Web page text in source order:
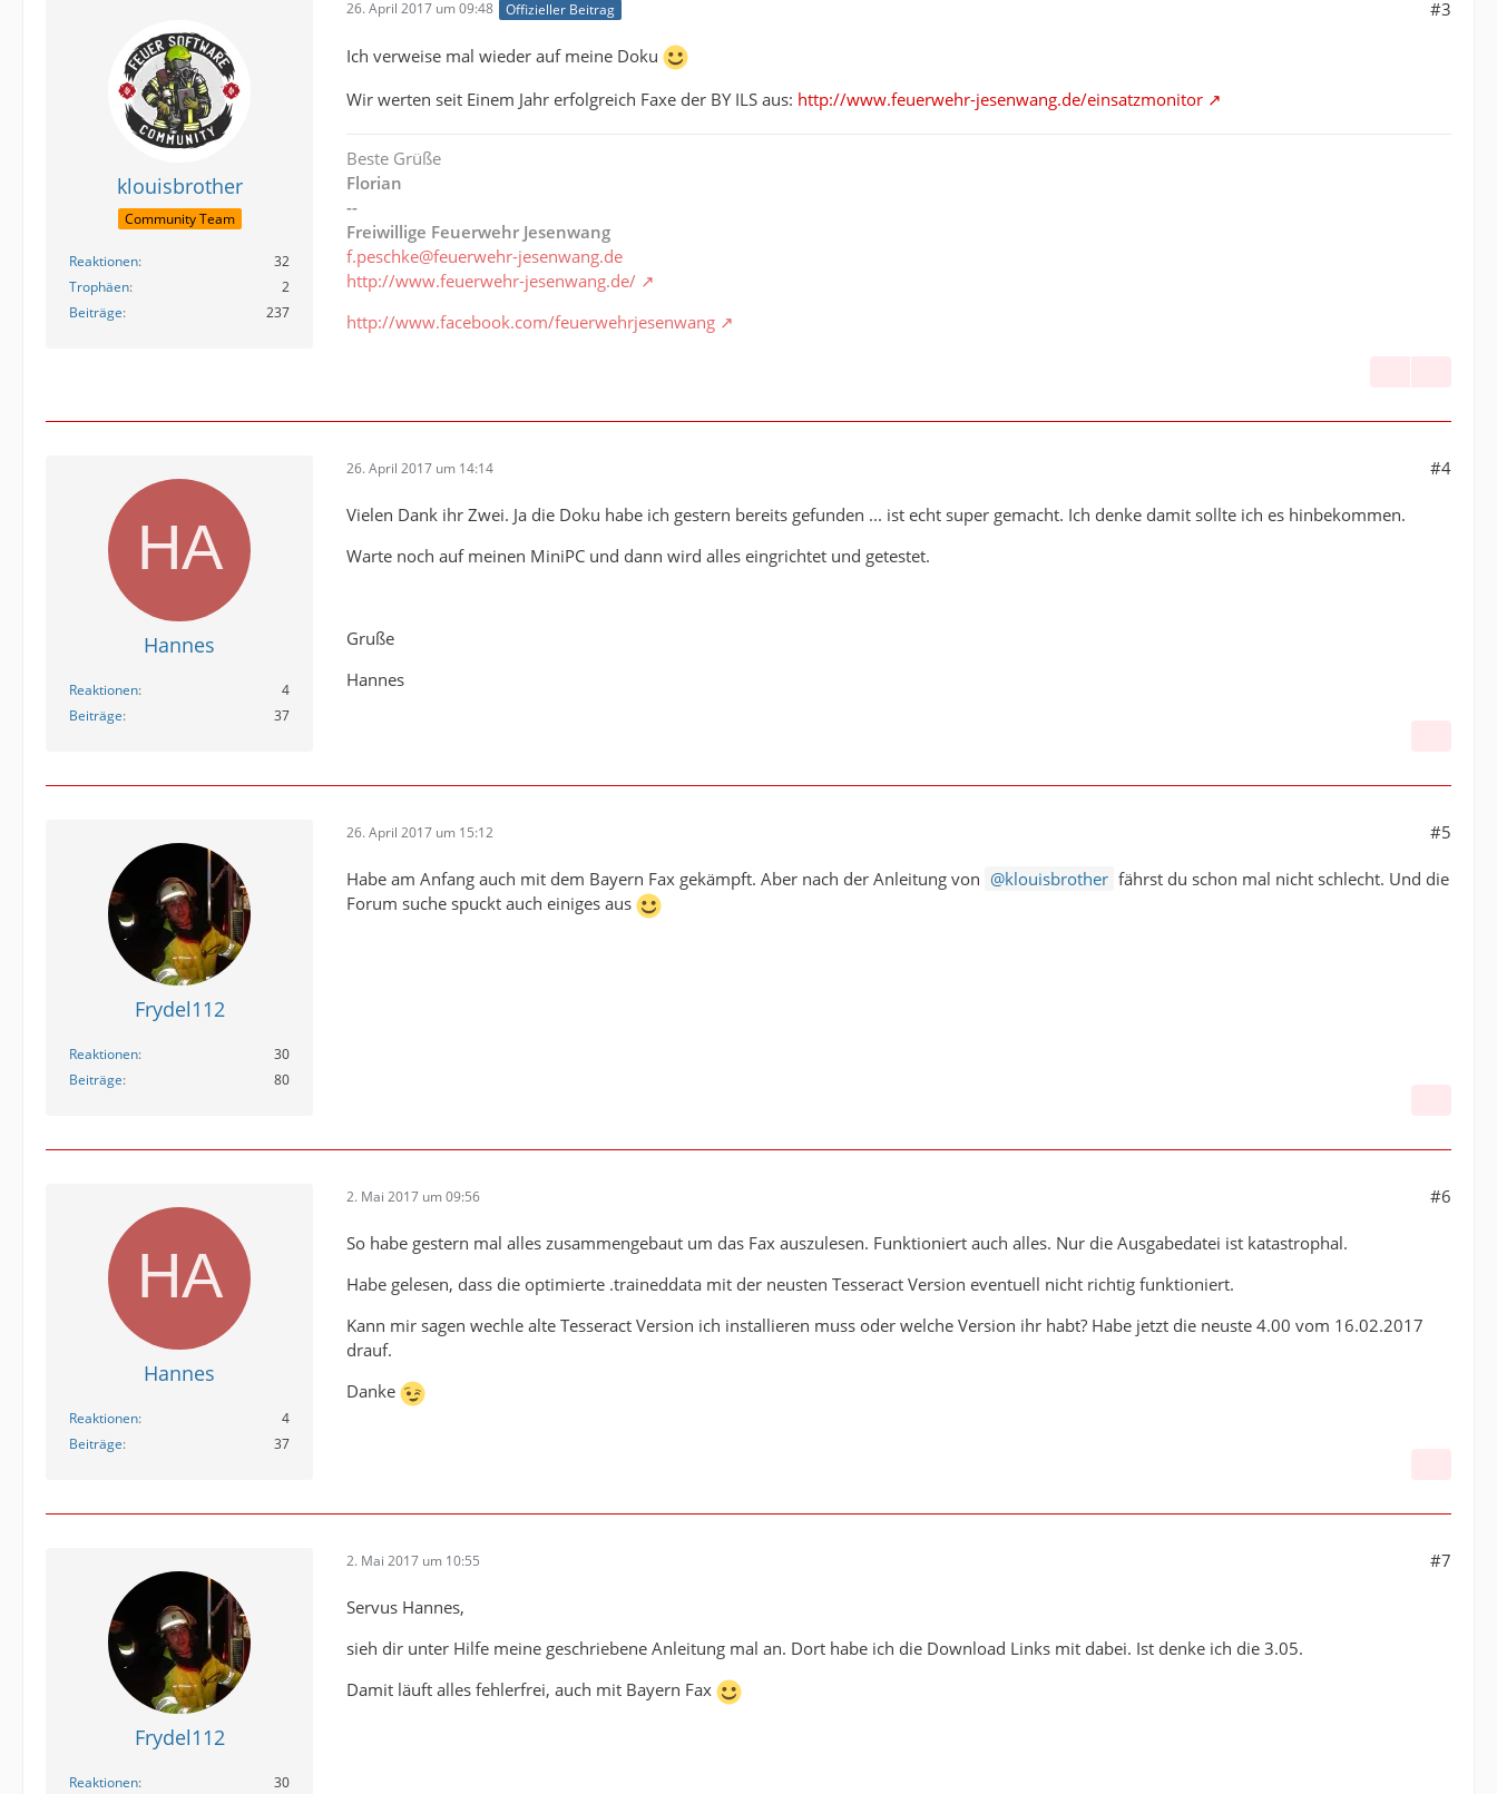
klouisbrother
Community Team
Reaktionen
32
Trophäen
2
Beiträge
237
26. April 2017 um 09:48 Offizieller Beitrag #3
Ich verweise mal wieder auf meine Doku
Wir werten seit Einem Jahr erfolgreich Faxe der BY ILS aus: http://www.feuerwehr-jesenwang.de/einsatzmonitor
Beste Grüße
Florian
--
Freiwillige Feuerwehr Jesenwang
f.peschke@feuerwehr-jesenwang.de
http://www.feuerwehr-jesenwang.de/
http://www.facebook.com/feuerwehrjesenwang
Hannes
Reaktionen
4
Beiträge
37
26. April 2017 um 14:14 #4
Vielen Dank ihr Zwei. Ja die Doku habe ich gestern bereits gefunden ... ist echt super gemacht. Ich denke damit sollte ich es hinbekommen.
Warte noch auf meinen MiniPC und dann wird alles eingrichtet und getestet.
Gruße
Hannes
Frydel112
Reaktionen
30
Beiträge
80
26. April 2017 um 15:12 #5
Habe am Anfang auch mit dem Bayern Fax gekämpft. Aber nach der Anleitung von klouisbrother fährst du schon mal nicht schlecht. Und die
Forum suche spuckt auch einiges aus
Hannes
Reaktionen
4
Beiträge
37
2. Mai 2017 um 09:56 #6
So habe gestern mal alles zusammengebaut um das Fax auszulesen. Funktioniert auch alles. Nur die Ausgabedatei ist katastrophal.
Habe gelesen, dass die optimierte .traineddata mit der neusten Tesseract Version eventuell nicht richtig funktioniert.
Kann mir sagen wechle alte Tesseract Version ich installieren muss oder welche Version ihr habt? Habe jetzt die neuste 4.00 vom 16.02.2017
drauf.
Danke
Frydel112
Reaktionen 30
2. Mai 2017 um 10:55 #7
Servus Hannes,
sieh dir unter Hilfe meine geschriebene Anleitung mal an. Dort habe ich die Download Links mit dabei. Ist denke ich die 3.05.
Damit läuft alles fehlerfrei, auch mit Bayern Fax